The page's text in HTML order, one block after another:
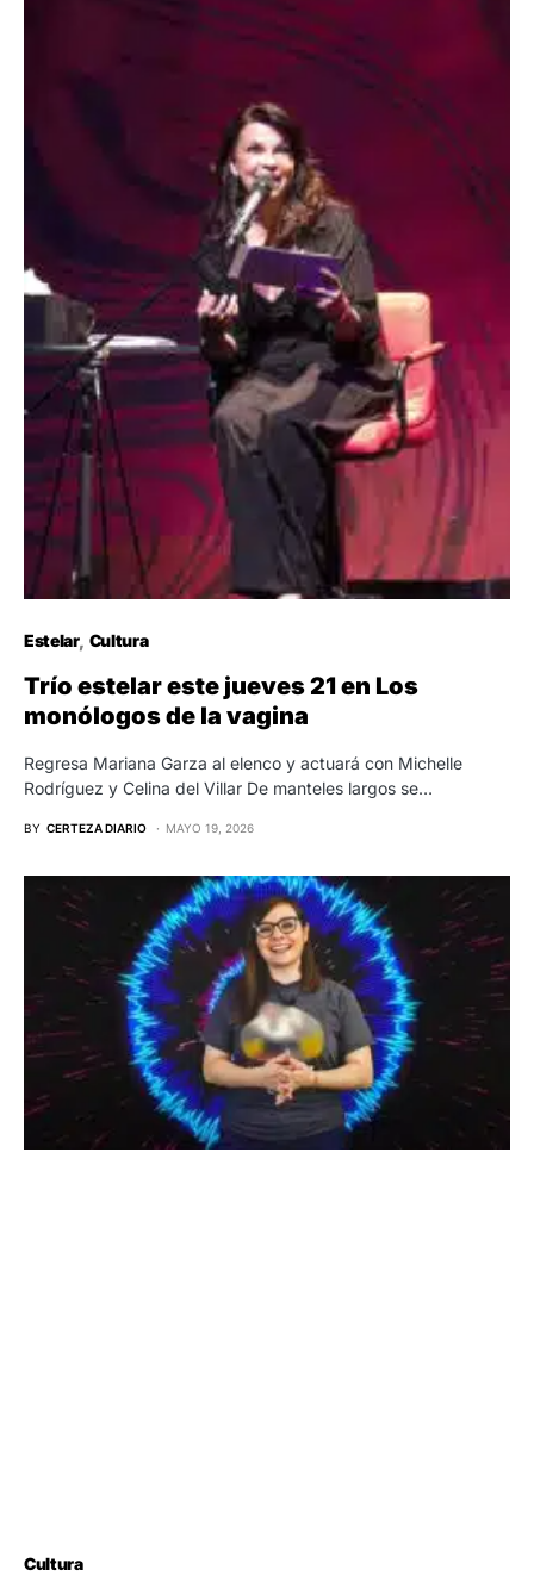
Estelar Cultura
Trío estelar este jueves 21 en Los
monólogos de la vagina
Regresa Mariana Garza al elenco y actuará con Michelle
Rodríguez y Celina del Villar De manteles largos se…
BY CERTEZA DIARIO MAYO 19, 2026
Cultura